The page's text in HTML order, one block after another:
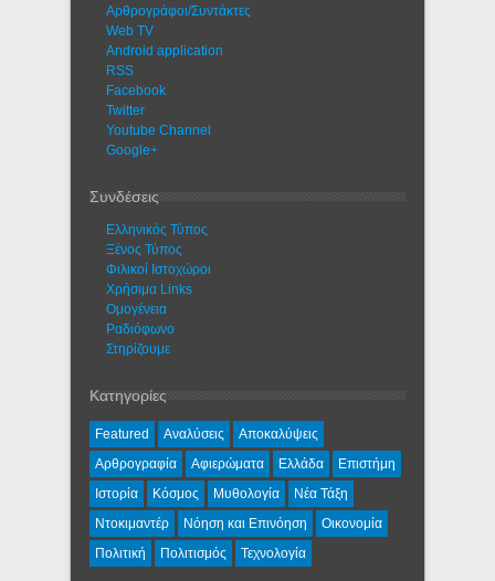
Αρθρογράφοι/Συντάκτες
Web TV
Android application
RSS
Facebook
Twitter
Youtube Channel
Google+
Συνδέσεις
Ελληνικός Τύπος
Ξένος Τύπος
Φιλικοί Ιστοχώροι
Χρήσιμα Links
Ομογένεια
Ραδιόφωνο
Στηρίζουμε
Κατηγορίες
Featured Αναλύσεις
Αποκαλύψεις
Αρθρογραφία
Αφιερώματα Ελλάδα
Επιστήμη
Ιστορία
Κόσμος Μυθολογία
Νέα Τάξη
Ντοκιμαντέρ
Νόηση και Επινόηση
Οικονομία
Πολιτική
Πολιτισμός Τεχνολογία